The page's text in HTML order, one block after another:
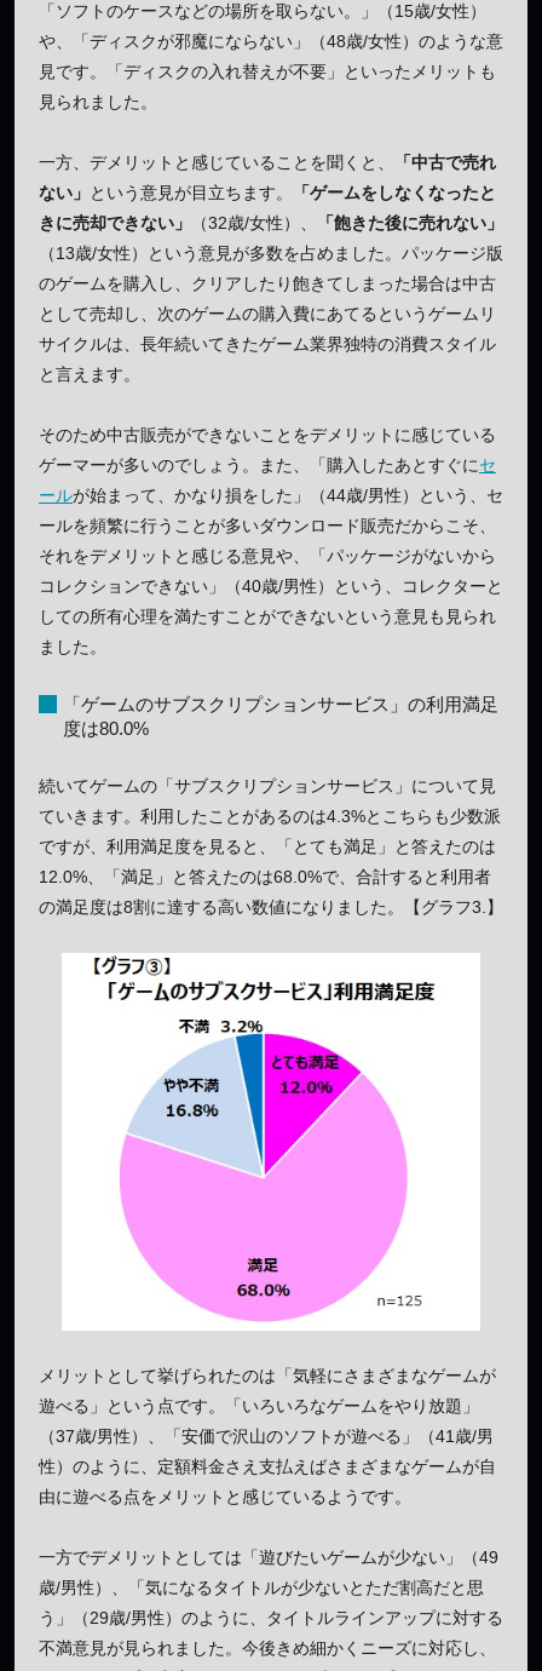
「ソフトのケースなどの場所を取らない。」（15歳/女性）
や、「ディスクが邪魔にならない」（48歳/女性）のような意
見です。「ディスクの入れ替えが不要」といったメリットも
見られました。
一方、デメリットと感じていることを聞くと、
「中古で売れ
ない」 という意見が目立ちます。
「ゲームをしなくなったと
きに売却できない」
（32歳/女性）、
「飽きた後に売れない」
（13歳/女性）という意見が多数を占めました。パッケージ版
のゲームを購入し、クリアしたり飽きてしまった場合は中古
として売却し、次のゲームの購入費にあてるというゲームリ
サイクルは、長年続いてきたゲーム業界独特の消費スタイル
と言えます。
そのため中古販売ができないことをデメリットに感じている
ゲーマーが多いのでしょう。また、「購入したあとすぐにセ
ールが始まって、かなり損をした」（44歳/男性）という、セ
ールを頻繁に行うことが多いダウンロード販売だからこそ、
それをデメリットと感じる意見や、「パッケージがないから
コレクションできない」（40歳/男性）という、コレクターと
しての所有心理を満たすことができないという意見も見られ
ました。
「ゲームのサブスクリプションサービス」の利用満足
度は80.0%
続いてゲームの「サブスクリプションサービス」について見
ていきます。利用したことがあるのは4.3%とこちらも少数派
ですが、利用満足度を見ると、「とても満足」と答えたのは
12.0%、「満足」と答えたのは68.0%で、合計すると利用者
の満足度は8割に達する高い数値になりました。【グラフ3.】
メリットとして挙げられたのは「気軽にさまざまなゲームが
遊べる」という点です。「いろいろなゲームをやり放題」
（37歳/男性）、「安価で沢山のソフトが遊べる」（41歳/男
性）のように、定額料金さえ支払えばさまざまなゲームが自
由に遊べる点をメリットと感じているようです。
一方でデメリットとしては「遊びたいゲームが少ない」（49
歳/男性）、「気になるタイトルが少ないとただ割高だと思
う」（29歳/男性）のように、タイトルラインアップに対する
不満意見が見られました。今後きめ細かくニーズに対応し、